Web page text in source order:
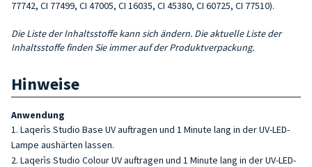
77742, CI 77499, CI 47005, CI 16035, CI 45380, CI 60725, CI 77510).
Die Liste der Inhaltsstoffe kann sich ändern. Die aktuelle Liste der
Inhaltsstoffe finden Sie immer auf der Produktverpackung.
Hinweise
Anwendung
Laqerìs Studio Base UV auftragen und 1 Minute lang in der UV-LED-
Lampe aushärten lassen.
Laqerìs Studio Colour UV auftragen und 1 Minute lang in der UV-LED-